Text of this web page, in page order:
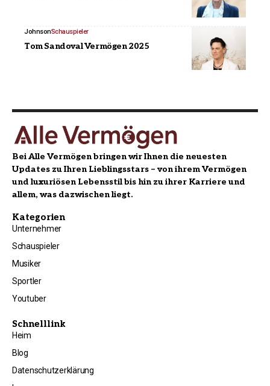
JohnsonSchauspieler
Tom Sandoval Vermögen 2025
Bei Alle Vermögen bringen wir Ihnen die neuesten
Updates zu Ihren Lieblingsstars – von ihrem Vermögen
und luxuriösen Lebensstil bis hin zu ihrer Karriere und
allem, was dazwischen liegt.
Kategorien
Unternehmer
Schauspieler
Musiker
Sportler
Youtuber
Schnelllink
Heim
Blog
Datenschutzerklärung